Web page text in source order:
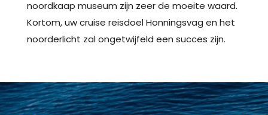
noordkaap museum zijn zeer de moeite waard.
Kortom, uw cruise reisdoel Honningsvag en het
noorderlicht zal ongetwijfeld een succes zijn.